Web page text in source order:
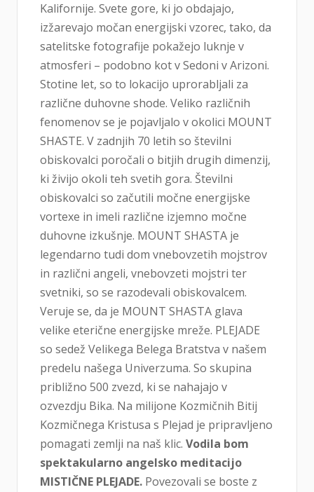
Kalifornije. Svete gore, ki jo obdajajo,
izžarevajo močan energijski vzorec, tako, da
satelitske fotografije pokažejo luknje v
atmosferi – podobno kot v Sedoni v Arizoni.
Stotine let, so to lokacijo uprorabljali za
različne duhovne shode. Veliko različnih
fenomenov se je pojavljalo v okolici MOUNT
SHASTE. V zadnjih 70 letih so številni
obiskovalci poročali o bitjih drugih dimenzij,
ki živijo okoli teh svetih gora. Številni
obiskovalci so začutili močne energijske
vortexe in imeli različne izjemno močne
duhovne izkušnje. MOUNT SHASTA je
legendarno tudi dom vnebovzetih mojstrov
in različni angeli, vnebovzeti mojstri ter
svetniki, so se razodevali obiskovalcem.
Veruje se, da je MOUNT SHASTA glava
velike eterične energijske mreže. PLEJADE
so sedež Velikega Belega Bratstva v našem
predelu našega Univerzuma. So skupina
približno 500 zvezd, ki se nahajajo v
ozvezdju Bika. Na milijone Kozmičnih Bitij
Kozmičnega Kristusa s Plejad je pripravljeno
pomagati zemlji na naš klic. Vodila bom
spektakularno angelsko meditacijo
MISTIČNE PLEJADE. Povezovali se boste z